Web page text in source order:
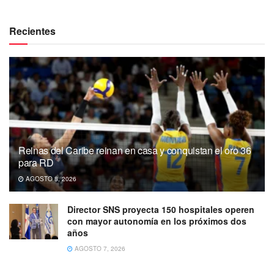
Recientes
Reinas del Caribe reinan en casa y conquistan el oro 36
para RD
AGOSTO 8, 2026
Director SNS proyecta 150 hospitales operen
con mayor autonomía en los próximos dos
años
AGOSTO 7, 2026